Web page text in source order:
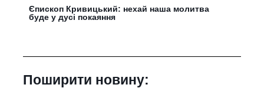
Єпископ Кривицький: нехай наша молитва
буде у дусі покаяння
Поширити новину: